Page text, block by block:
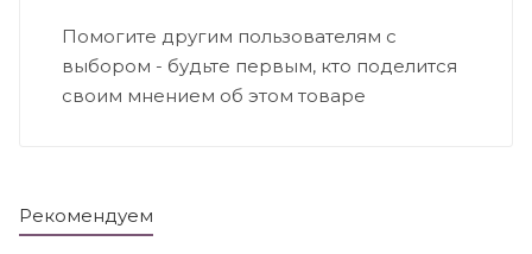
Помогите другим пользователям с
выбором - будьте первым, кто поделится
своим мнением об этом товаре
Рекомендуем